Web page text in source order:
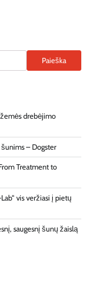
Paieška
žemės drebėjimo
– Dogster
Treatment to
vis veržiasi į pietų
saugesnį šunų žaislą